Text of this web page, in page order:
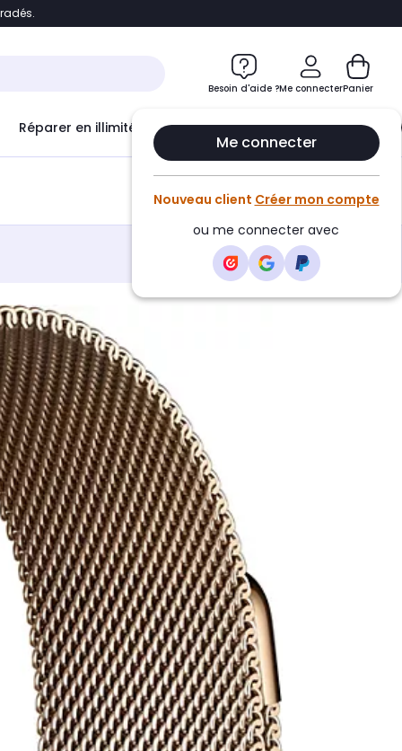
Accéder directement au chatbot
Besoin d'aide ?Me connecter
Me connecter
Nouveau client Créer mon compte
ou me connecter avec
Panier
Réparer en illimité avec Le Club Infinity
Créer une alerte